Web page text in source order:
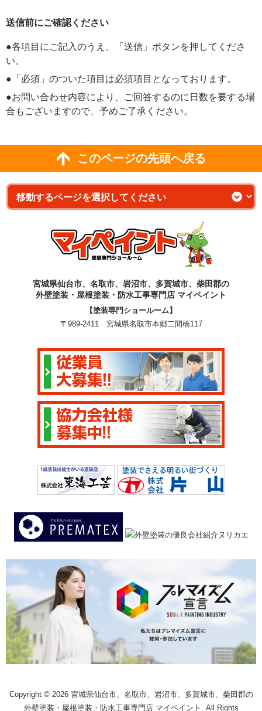
送信前にご確認ください
●各項目にご記入のうえ、「送信」ボタンを押してくださ
い。
●「必須」のついた項目は必須項目となっております。
●お問い合わせ内容により、ご回答するのに日数を要する場
合もございますので、予めご了承ください。
このページの先頭へ戻る
宮城県仙台市、名取市、岩沼市、多賀城市、柴田郡の
外壁塗装・屋根塗装・防水工事専門店 マイペイント
【塗装専門ショールーム】
〒989-2411 宮城県名取市本郷二間橋117
Copyright © 2026 宮城県仙台市、名取市、岩沼市、多賀城市、柴田郡の
外壁塗装・屋根塗装・防水工事専門店 マイペイント. All Rights